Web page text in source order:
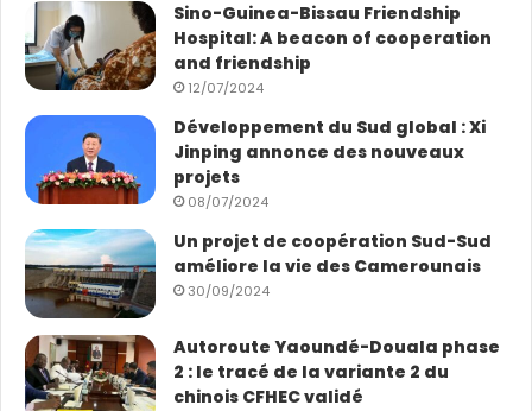
Sino-Guinea-Bissau Friendship
Hospital: A beacon of cooperation
and friendship
12/07/2024
Développement du Sud global : Xi
Jinping annonce des nouveaux
projets
08/07/2024
Un projet de coopération Sud-Sud
améliore la vie des Camerounais
30/09/2024
Autoroute Yaoundé-Douala phase
2 : le tracé de la variante 2 du
chinois CFHEC validé